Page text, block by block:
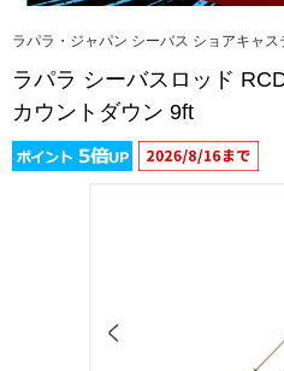
ラパラ・ジャパン シーバス ショアキャス
ラパラ シーバスロッド
カウントダウン 9ft